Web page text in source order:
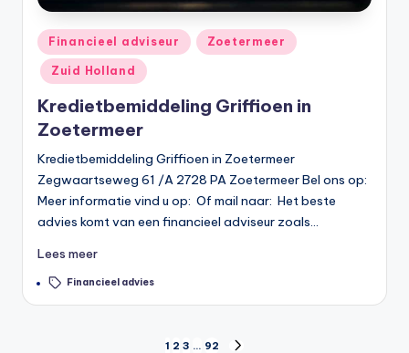
Geplaatst
in
Financieel adviseur Zoetermeer
Zuid Holland
Kredietbemiddeling Griffioen in
Zoetermeer
Kredietbemiddeling Griffioen in Zoetermeer
Zegwaartseweg 61 /A 2728 PA Zoetermeer Bel ons op:
Meer informatie vind u op: Of mail naar: Het beste
advies komt van een financieel adviseur zoals…
Lees meer
Tags: Financieel advies
1 2 3 … 92